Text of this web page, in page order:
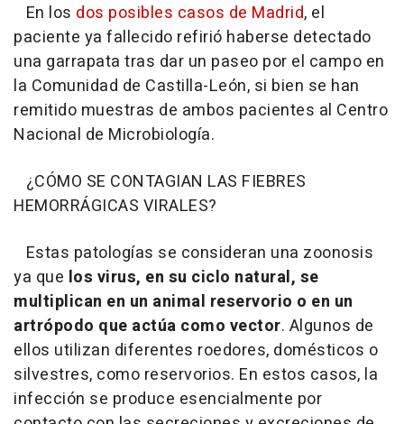
En los dos posibles casos de Madrid, el
paciente ya fallecido refirió haberse detectado
una garrapata tras dar un paseo por el campo en
la Comunidad de Castilla-León, si bien se han
remitido muestras de ambos pacientes al Centro
Nacional de Microbiología.
¿CÓMO SE CONTAGIAN LAS FIEBRES
HEMORRÁGICAS VIRALES?
Estas patologías se consideran una zoonosis
ya que los virus, en su ciclo natural, se
multiplican en un animal reservorio o en un
artrópodo que actúa como vector. Algunos de
ellos utilizan diferentes roedores, domésticos o
silvestres, como reservorios. En estos casos, la
infección se produce esencialmente por